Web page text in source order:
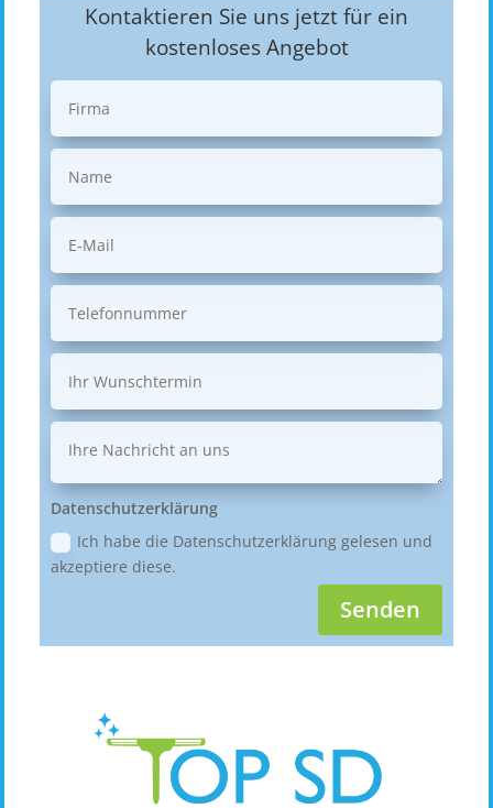
Kontaktieren Sie uns jetzt für ein
kostenloses Angebot
Datenschutzerklärung
Ich habe die Datenschutzerklärung gelesen und
akzeptiere diese.
Senden